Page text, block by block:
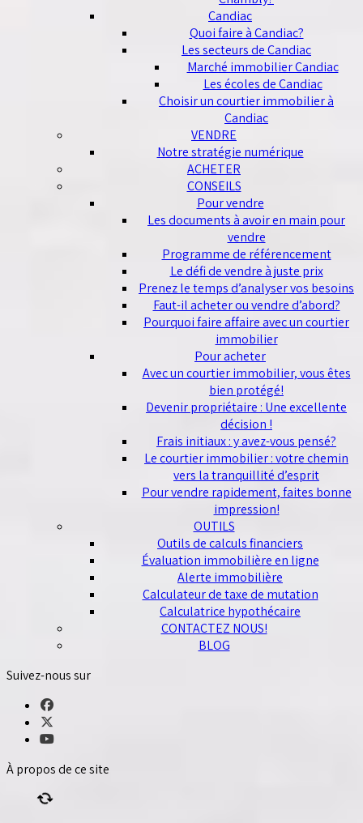
Candiac
Quoi faire à Candiac?
Les secteurs de Candiac
Marché immobilier Candiac
Les écoles de Candiac
Choisir un courtier immobilier à
Candiac
VENDRE
Notre stratégie numérique
ACHETER
CONSEILS
Pour vendre
Les documents à avoir en main pour
vendre
Programme de référencement
Le défi de vendre à juste prix
Prenez le temps d’analyser vos besoins
Faut-il acheter ou vendre d’abord?
Pourquoi faire affaire avec un courtier
immobilier
Pour acheter
Avec un courtier immobilier, vous êtes
bien protégé!
Devenir propriétaire : Une excellente
décision !
Frais initiaux : y avez-vous pensé?
Le courtier immobilier : votre chemin
vers la tranquillité d’esprit
Pour vendre rapidement, faites bonne
impression!
OUTILS
Outils de calculs financiers
Évaluation immobilière en ligne
Alerte immobilière
Calculateur de taxe de mutation
Calculatrice hypothécaire
CONTACTEZ NOUS!
BLOG
Suivez-nous sur
À propos de ce site